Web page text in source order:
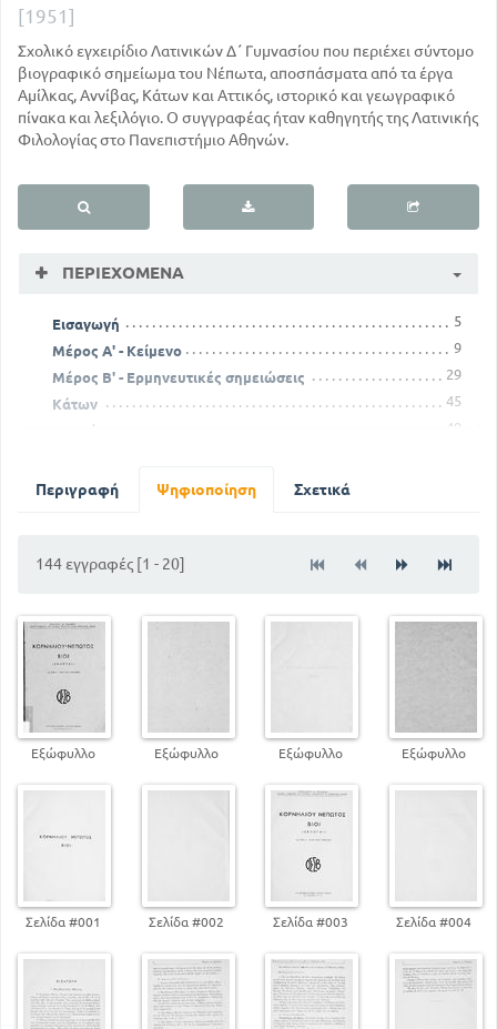
[1951]
Σχολικό εγχειρίδιο Λατινικών Δ΄ Γυμνασίου που περιέχει σύντομο
βιογραφικό σημείωμα του Νέπωτα, αποσπάσματα από τα έργα
Αμίλκας, Αννίβας, Κάτων και Αττικός, ιστορικό και γεωγραφικό
πίνακα και λεξιλόγιο. Ο συγγραφέας ήταν καθηγητής της Λατινικής
Φιλολογίας στο Πανεπιστήμιο Αθηνών.
ΠΕΡΙΕΧΌΜΕΝΑ
Εισαγωγή
5
Μέρος Α' - Κείμενο
9
Μέρος Β' - Ερμηνευτικές σημειώσεις
29
Κάτων
45
Αττικός
49
Μέρος Δ' - Λεξιλόγιο
Περιγραφή Ψηφιοποίηση Σχετικά
144 εγγραφές [1 - 20]
Εξώφυλλο Εξώφυλλο Εξώφυλλο Εξώφυλλο
Σελίδα #001 Σελίδα #002 Σελίδα #003 Σελίδα #004